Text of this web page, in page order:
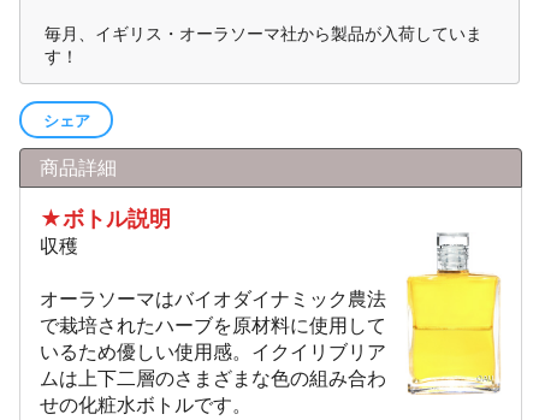
毎月、イギリス・オーラソーマ社から製品が入荷していま
す！
シェア
商品詳細
★ボトル説明
収穫
オーラソーマはバイオダイナミック農法
で栽培されたハーブを原材料に使用して
いるため優しい使用感。イクイリブリア
ムは上下二層のさまざまな色の組み合わ
せの化粧水ボトルです。